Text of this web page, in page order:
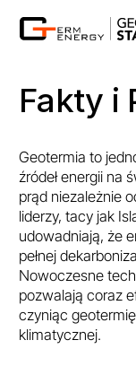
Fakty i
Geotermia to
źródeł energii na
prąd niezależnie
liderzy, tacy jak
udowadniają, że
pełnej
Nowoczesne
pozwalają coraz
czyniąc
klimatycznej.